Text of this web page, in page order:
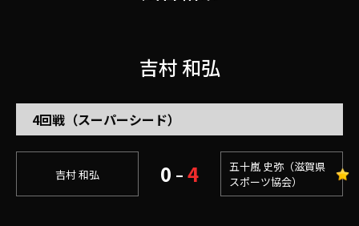
吉村 和弘
4回戦（スーパーシード）
吉村 和弘 0 – 4
五十嵐 史弥（滋賀県
スポーツ協会）